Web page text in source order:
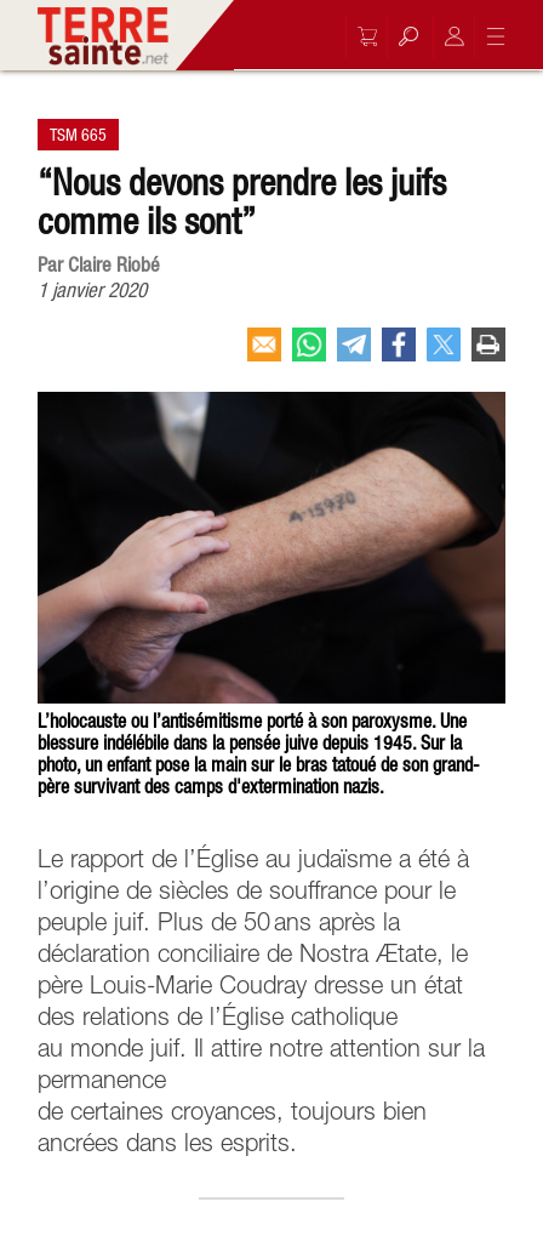
TSM 665
“Nous devons prendre les juifs
comme ils sont”
Par Claire Riobé
1 janvier 2020
L’holocauste ou l’antisémitisme porté à son paroxysme. Une
blessure indélébile dans la pensée juive depuis 1945. Sur la
photo, un enfant pose la main sur le bras tatoué de son grand-
père survivant des camps d'extermination nazis.
Le rapport de l’Église au judaïsme a été à
l’origine de siècles de souffrance pour le
peuple juif. Plus de 50 ans après la
déclaration conciliaire de Nostra Ætate, le
père Louis-Marie Coudray dresse un état
des relations de l’Église catholique
au monde juif. Il attire notre attention sur la
permanence
de certaines croyances, toujours bien
ancrées dans les esprits.